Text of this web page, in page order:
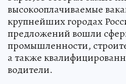
высокооплачиваемые
крупнейших городах
предложений вошли
промышленности,
а также
водители.